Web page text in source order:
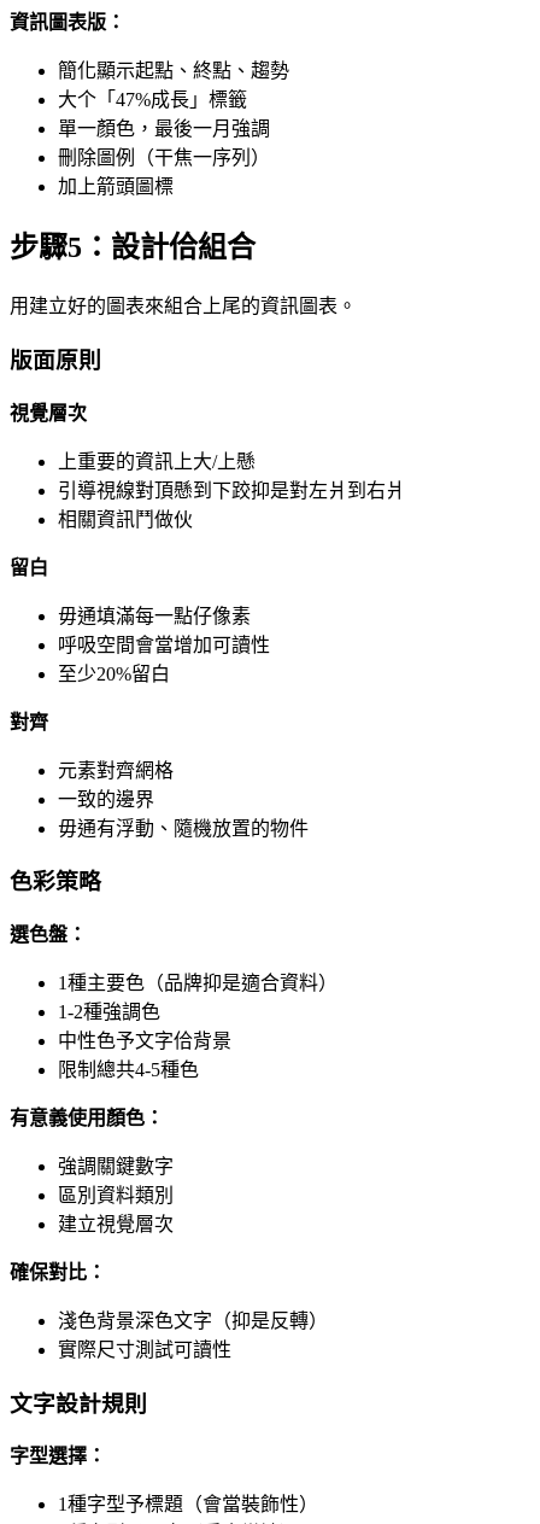
資訊圖表版：
簡化顯示起點、終點、趨勢
大个「47%成長」標籤
單一顏色，最後一月強調
刪除圖例（干焦一序列）
加上箭頭圖標
步驟5：設計佮組合
用建立好的圖表來組合上尾的資訊圖表。
版面原則
視覺層次
上重要的資訊上大/上懸
引導視線對頂懸到下跤抑是對左爿到右爿
相關資訊鬥做伙
留白
毋通填滿每一點仔像素
呼吸空間會當增加可讀性
至少20%留白
對齊
元素對齊網格
一致的邊界
毋通有浮動、隨機放置的物件
色彩策略
選色盤：
1種主要色（品牌抑是適合資料）
1-2種強調色
中性色予文字佮背景
限制總共4-5種色
有意義使用顏色：
強調關鍵數字
區別資料類別
建立視覺層次
確保對比：
淺色背景深色文字（抑是反轉）
實際尺寸測試可讀性
文字設計規則
字型選擇：
1種字型予標題（會當裝飾性）